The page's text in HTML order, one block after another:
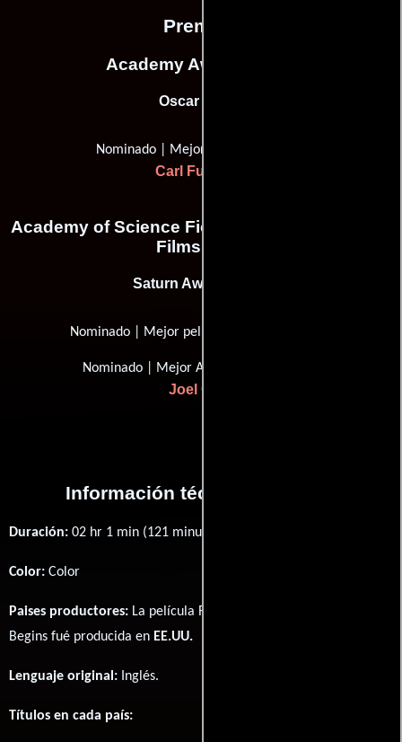
Premios
Academy Awards, USA
Oscar (1986)
Nominado | Mejor maquillaje
Carl Fullerton
Academy of Science Fiction, Fantasy & Horror
Films, USA
Saturn Award (1986)
Nominado | Mejor película de fantasía
Nominado | Mejor Actor de Apoyo
Joel Grey
Información técnica y general
Duración: 02 hr 1 min (121 minutos) .
Color: Color
Paises productores: La película Remo Williams: The Adventure
Begins fué producida en EE.UU.
Lenguaje original: Inglés.
Títulos en cada país: